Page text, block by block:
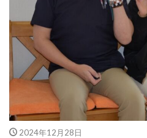
2024年12月28日